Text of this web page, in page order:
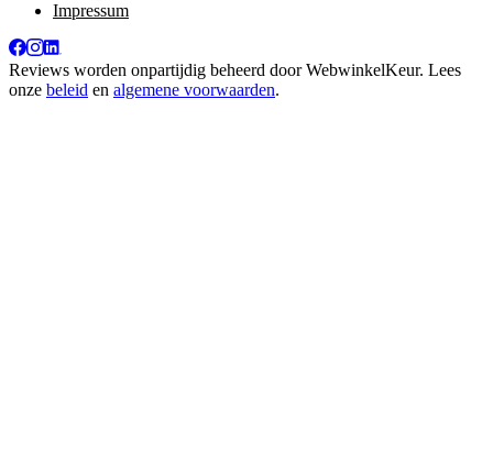
Impressum
Reviews worden onpartijdig beheerd doorWebwinkelKeur. Lees
onze beleid en algemene voorwaarden.